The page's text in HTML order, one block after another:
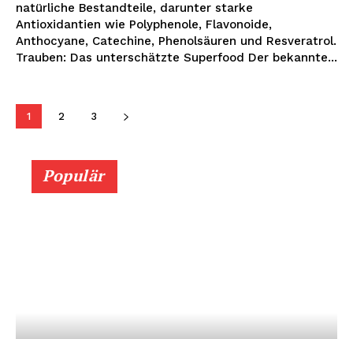
natürliche Bestandteile, darunter starke
Antioxidantien wie Polyphenole, Flavonoide,
Anthocyane, Catechine, Phenolsäuren und Resveratrol.
Trauben: Das unterschätzte Superfood Der bekannte...
1 2 3
Populär